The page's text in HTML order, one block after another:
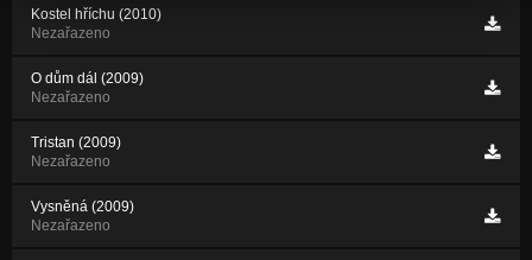
Kostel hříchu (2010)
Nezařazeno
O dům dál (2009)
Nezařazeno
Tristan (2009)
Nezařazeno
Vysněná (2009)
Nezařazeno